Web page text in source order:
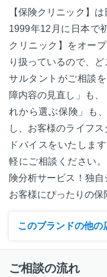
【保険クリニック】
1999年12月に日本で
クリニック】をオー
り扱っているので、
サルタントがご相談
障内容の見直し」も
れから選ぶ保険」も
し、お客様のライフ
ドバイスをいたしま
軽にご相談ください
険分析サービス！独
お客様にぴったりの保
このブランドの他の
ご相談の流れ